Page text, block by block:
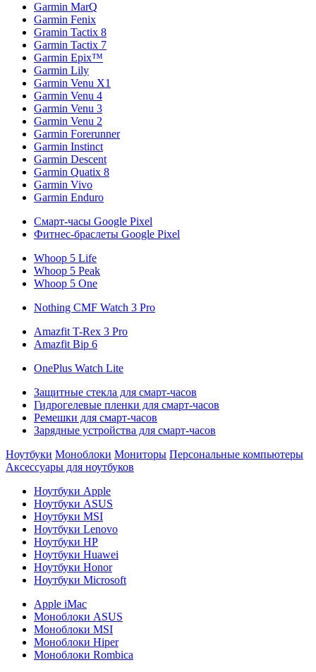
Garmin MarQ
Garmin Fenix
Gramin Tactix 8
Garmin Tactix 7
Garmin Epix™
Garmin Lily
Garmin Venu X1
Garmin Venu 4
Garmin Venu 3
Garmin Venu 2
Garmin Forerunner
Garmin Instinct
Garmin Descent
Garmin Quatix 8
Garmin Vivo
Garmin Enduro
Смарт-часы Google Pixel
Фитнес-браслеты Google Pixel
Whoop 5 Life
Whoop 5 Peak
Whoop 5 One
Nothing CMF Watch 3 Pro
Amazfit T-Rex 3 Pro
Amazfit Bip 6
OnePlus Watch Lite
Защитные стекла для смарт-часов
Гидрогелевые пленки для смарт-часов
Ремешки для смарт-часов
Зарядные устройства для смарт-часов
Ноутбуки Моноблоки Мониторы Персональные компьютеры
Аксессуары для ноутбуков
Ноутбуки Apple
Ноутбуки ASUS
Ноутбуки MSI
Ноутбуки Lenovo
Ноутбуки HP
Ноутбуки Huawei
Ноутбуки Honor
Ноутбуки Microsoft
Apple iMac
Моноблоки ASUS
Моноблоки MSI
Моноблоки Hiper
Моноблоки Rombica